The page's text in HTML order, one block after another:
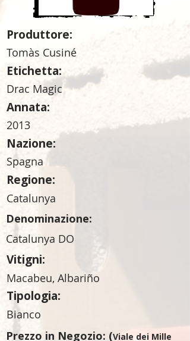
Produttore:
Tomàs Cusiné
Etichetta:
Drac Magic
Annata:
2013
Nazione:
Spagna
Regione:
Catalunya
Denominazione:
Catalunya DO
Vitigni:
Macabeu, Albariño
Tipologia:
Bianco
Prezzo in Negozio: (Viale dei Mille